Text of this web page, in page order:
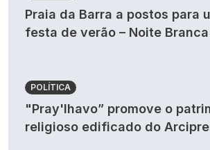
Praia da Barra a postos para
festa de verão – Noite
POLÍTICA
"Pray'lhavo” promove o
religioso edificado do